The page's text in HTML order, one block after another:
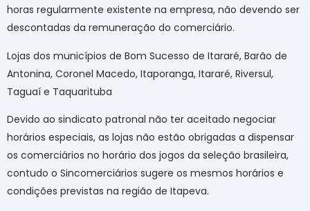
horas regularmente existente na empresa, não devendo ser
descontadas da remuneração do comerciário.
Lojas dos municípios de Bom Sucesso de Itararé, Barão de
Antonina, Coronel Macedo, Itaporanga, Itararé, Riversul,
Taguaí e Taquarituba
Devido ao sindicato patronal não ter aceitado negociar
horários especiais, as lojas não estão obrigadas a dispensar
os comerciários no horário dos jogos da seleção brasileira,
contudo o Sincomerciários sugere os mesmos horários e
condições previstas na região de Itapeva.